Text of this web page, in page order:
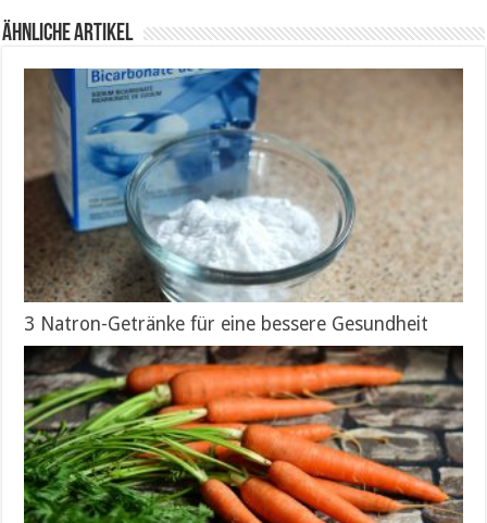
Ähnliche Artikel
3 Natron-Getränke für eine bessere Gesundheit